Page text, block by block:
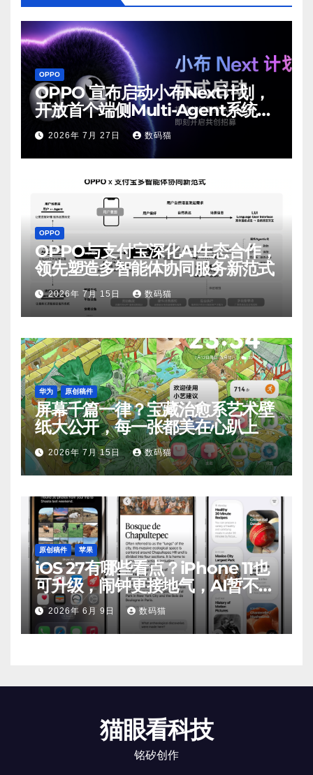
OPPO
OPPO 宣布启动小布Next计划，
开放首个端侧Multi-Agent系统内
测2026年 7月 27日 数码猫
OPPO
OPPO与支付宝深化AI生态合作，
领先塑造多智能体协同服务新范式
2026年 7月 15日 数码猫
华为 原创稿件
屏幕千篇一律？宝藏治愈系艺术壁
纸大公开，每一张都美在心趴上
2026年 7月 15日 数码猫
原创稿件 苹果
iOS 27有哪些看点？iPhone 11也
可升级，闹钟更接地气，AI暂不支
持2026年 6月 9日 数码猫
猫眼看科技
铭矽创作